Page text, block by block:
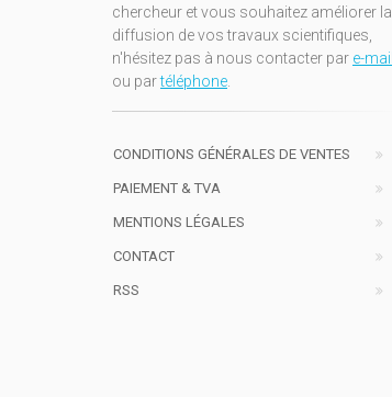
chercheur et vous souhaitez améliorer la
diffusion de vos travaux scientifiques,
n'hésitez pas à nous contacter par e-mail
ou partéléphone.
CONDITIONS GÉNÉRALES DE VENTES
PAIEMENT & TVA
MENTIONS LÉGALES
CONTACT
RSS